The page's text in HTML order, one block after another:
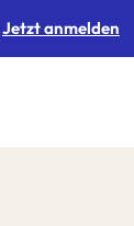
Jetzt anmelden